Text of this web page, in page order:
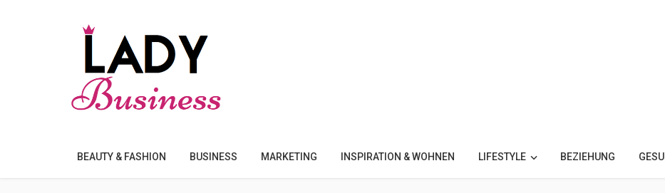
BEAUTY & FASHION BUSINESS MARKETING INSPIRATION & WOHNEN LIFESTYLE BEZIEHUNG